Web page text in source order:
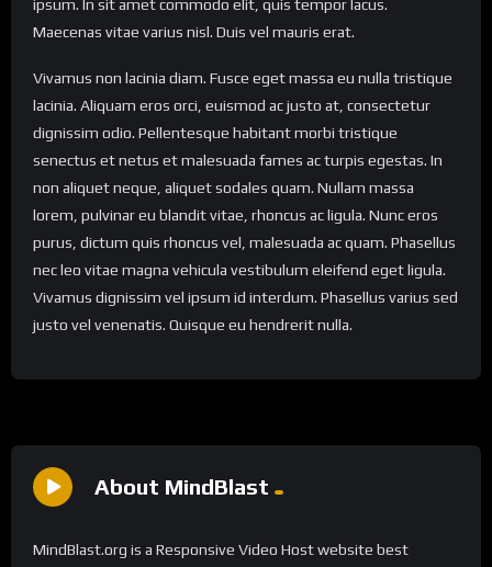
ipsum. In sit amet commodo elit, quis tempor lacus.
Maecenas vitae varius nisl. Duis vel mauris erat.
Vivamus non lacinia diam. Fusce eget massa eu nulla tristique
lacinia. Aliquam eros orci, euismod ac justo at, consectetur
dignissim odio. Pellentesque habitant morbi tristique
senectus et netus et malesuada fames ac turpis egestas. In
non aliquet neque, aliquet sodales quam. Nullam massa
lorem, pulvinar eu blandit vitae, rhoncus ac ligula. Nunc eros
purus, dictum quis rhoncus vel, malesuada ac quam. Phasellus
nec leo vitae magna vehicula vestibulum eleifend eget ligula.
Vivamus dignissim vel ipsum id interdum. Phasellus varius sed
justo vel venenatis. Quisque eu hendrerit nulla.
About MindBlast
MindBlast.org is a Responsive Video Host website best